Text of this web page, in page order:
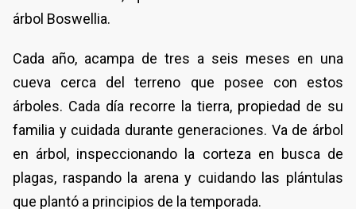
árbol Boswellia.
Cada año, acampa de tres a seis meses en una
cueva cerca del terreno que posee con estos
árboles. Cada día recorre la tierra, propiedad de su
familia y cuidada durante generaciones. Va de árbol
en árbol, inspeccionando la corteza en busca de
plagas, raspando la arena y cuidando las plántulas
que plantó a principios de la temporada.